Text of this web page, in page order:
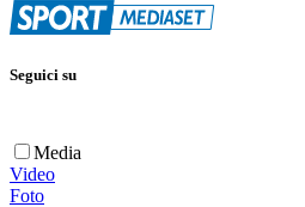
Seguici su
Media
Video
Foto